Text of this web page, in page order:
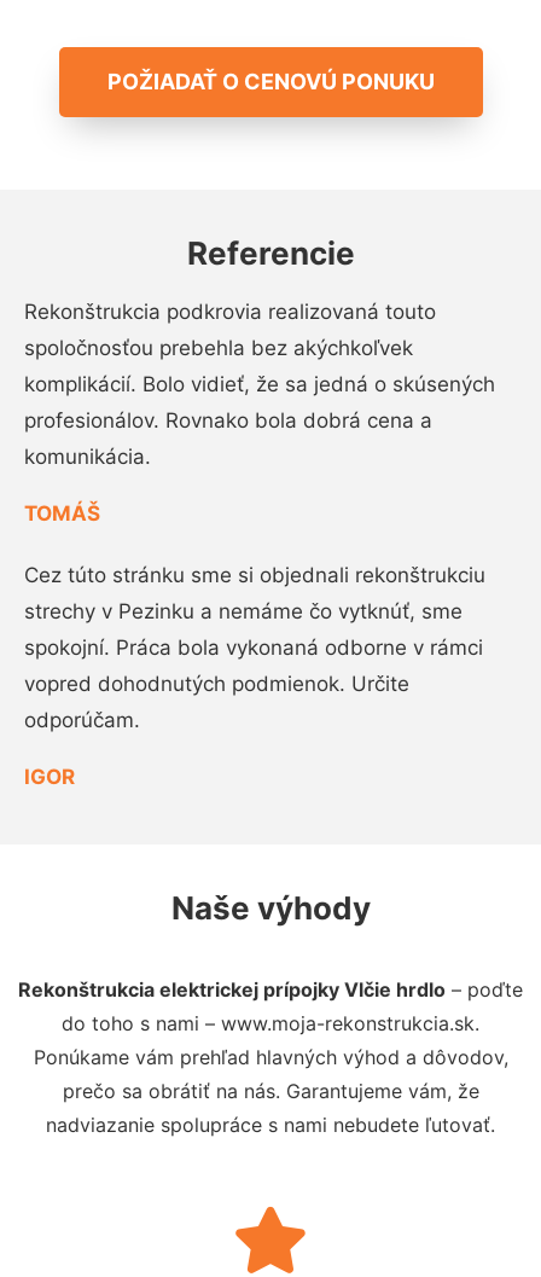
POŽIADAŤ O CENOVÚ PONUKU
Referencie
Rekonštrukcia podkrovia realizovaná touto
spoločnosťou prebehla bez akýchkoľvek
komplikácií. Bolo vidieť, že sa jedná o skúsených
profesionálov. Rovnako bola dobrá cena a
komunikácia.
TOMÁŠ
Cez túto stránku sme si objednali rekonštrukciu
strechy v Pezinku a nemáme čo vytknúť, sme
spokojní. Práca bola vykonaná odborne v rámci
vopred dohodnutých podmienok. Určite
odporúčam.
IGOR
Naše výhody
Rekonštrukcia elektrickej prípojky Vlčie hrdlo – poďte
do toho s nami – www.moja-rekonstrukcia.sk.
Ponúkame vám prehľad hlavných výhod a dôvodov,
prečo sa obrátiť na nás. Garantujeme vám, že
nadviazanie spolupráce s nami nebudete ľutovať.